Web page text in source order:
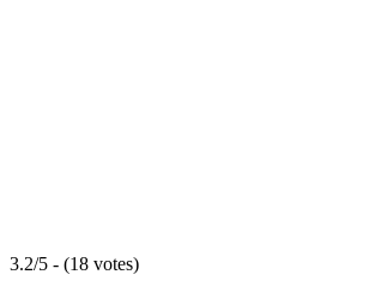
3.2/5 - (18 votes)